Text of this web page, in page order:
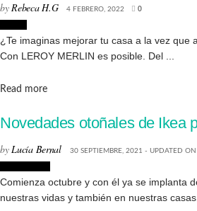
byRebeca H.G 4 FEBRERO, 2022 0
¿Te imaginas mejorar tu casa a la vez que
Con LEROY MERLIN es posible. Del ...
Read moreDetails
Novedades otoñales de Ikea
by Lucía Bernal 30 SEPTIEMBRE, 2021 - UPDATED
Comienza octubre y con él ya se implanta
nuestras vidas y también en nuestras